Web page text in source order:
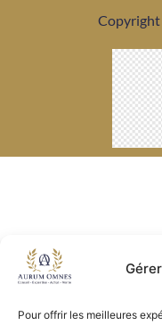
Pour offrir les meilleures